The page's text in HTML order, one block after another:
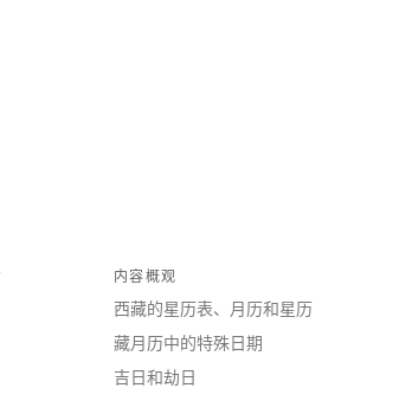
内容概观
西藏的星历表、月历和星历
藏月历中的特殊日期
吉日和劫日